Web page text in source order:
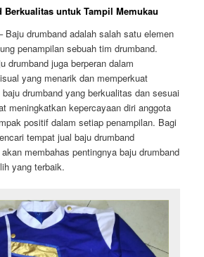
Berkualitas untuk Tampil Memukau
Baju drumband adalah salah satu elemen
penampilan sebuah tim drumband.
drumband juga berperan dalam
yang menarik dan memperkuat
drumband yang berkualitas dan sesuai
meningkatkan kepercayaan diri anggota
positif dalam setiap penampilan. Bagi
tempat jual baju drumband
membahas pentingnya baju drumband
yang terbaik.